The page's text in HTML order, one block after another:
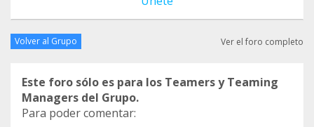
Volver al Grupo Ver el foro completo
Este foro sólo es para los Teamers y Teaming
Managers del Grupo.
Para poder comentar: